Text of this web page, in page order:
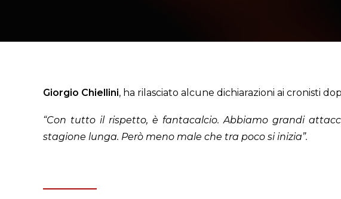
Giorgio Chiellini, ha rilasciato alcune dichiarazioni ai cronisti
“Con tutto il rispetto, è fantacalcio. Abbiamo grandi
stagione lunga. Però meno male che tra poco si inizia”.